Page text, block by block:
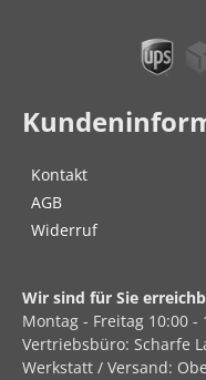
Kontakt
AGB
Widerruf
Wir sind für Sie
Montag - Freitag 10:00 -
Vertriebsbüro: Scharfe
Werkstatt / Versand: